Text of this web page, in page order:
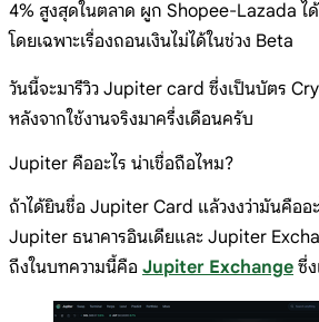
4% สูงสุดในตลาด ผูก Shopee-Lazada ไ
โดยเฉพาะเรื่องถอนเงินไม่ได้ในช่วง Beta
วันนี้จะมารีวิว Jupiter card ซึ่งเป็นบัตร
หลังจากใช้งานจริงมาครึ่งเดือนครับ
Jupiter คืออะไร น่าเชื่อถือไหม?
ถ้าได้ยินชื่อ Jupiter Card แล้วงงว่ามันคืออ
Jupiter ธนาคารอินเดียและ Jupiter
ถึงในบทความนี้คือ Jupiter Exchange ซึ่